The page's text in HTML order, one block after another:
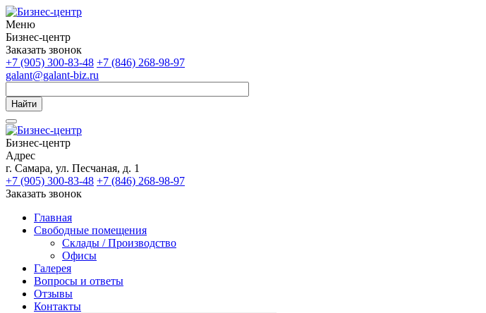
Меню
Бизнес-центр
Заказать звонок
+7 (905) 300-83-48 +7 (846) 268-98-97
galant@galant-biz.ru
Найти
Бизнес-центр
Адрес
г. Самара, ул. Песчаная, д. 1
+7 (905) 300-83-48 +7 (846) 268-98-97
Заказать звонок
Главная
Свободные помещения
Склады / Производство
Офисы
Галерея
Вопросы и ответы
Отзывы
Контакты